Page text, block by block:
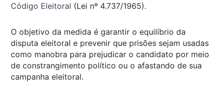
Código Eleitoral (Lei nº 4.737/1965).
O objetivo da medida é garantir o equilíbrio da
disputa eleitoral e prevenir que prisões sejam usadas
como manobra para prejudicar o candidato por meio
de constrangimento político ou o afastando de sua
campanha eleitoral.